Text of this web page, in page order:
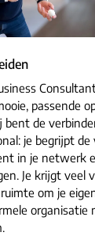
passende
bent de
je begrijpt de
in je netwerk
Je krijgt veel
om je
organisatie